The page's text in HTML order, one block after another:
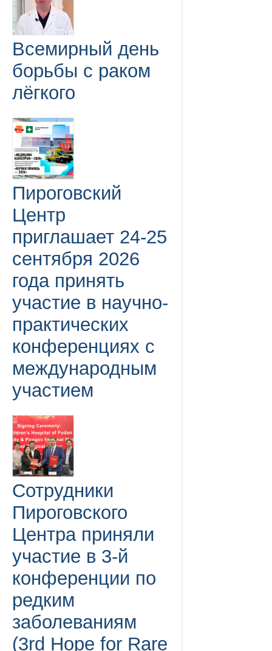
Всемирный день
борьбы с раком
лёгкого
Пироговский
Центр
приглашает 24-25
сентября 2026
года принять
участие в научно-
практических
конференциях с
международным
участием
Сотрудники
Пироговского
Центра приняли
участие в 3-й
конференции по
редким
заболеваниям
(3rd Hope for Rare